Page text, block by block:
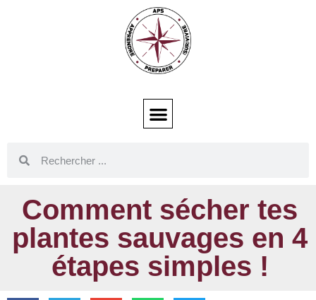
Comment sécher tes
plantes sauvages en 4
étapes simples !